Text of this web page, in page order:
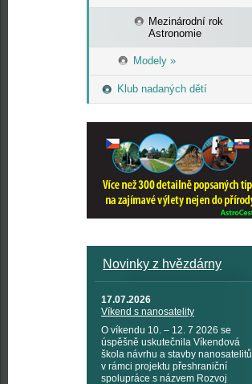
Mezinárodní rok
Astronomie
Modely »
Klub nadaných dětí
Novinky z hvězdárny
17.07.2026
Víkend s nanosatelity
O víkendu 10. – 12. 7 2026 se
úspěšně uskutečnila Víkendová
škola návrhu a stavby nanosatelitů
v rámci projektu přeshraniční
spolupráce s názvem Rozvoj